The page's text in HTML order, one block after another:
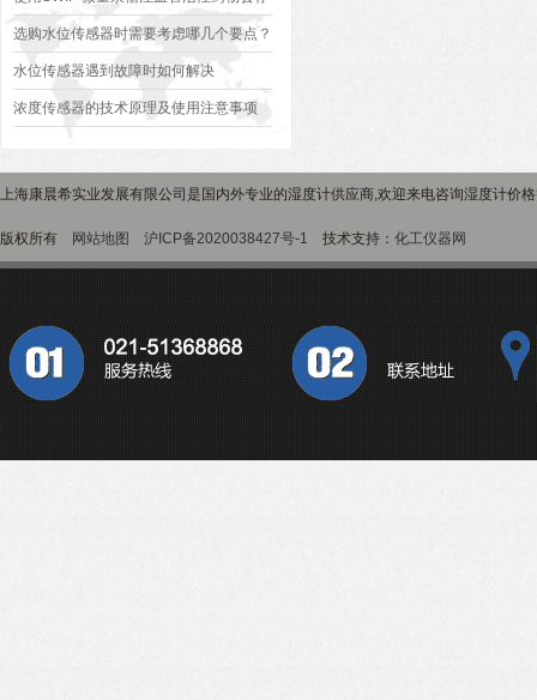
在哪些问题？
选购水位传感器时需要考虑哪几个要点？
水位传感器遇到故障时如何解决
浓度传感器的技术原理及使用注意事项
上海康晨希实业发展有限公司是国内外专业的湿度计供应商,欢迎来电咨询湿度计价
版权所有 网站地图 沪ICP备2020038427号-1 技术支持： 化工仪器网